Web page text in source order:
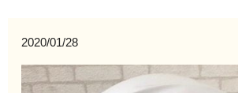
2020/01/28